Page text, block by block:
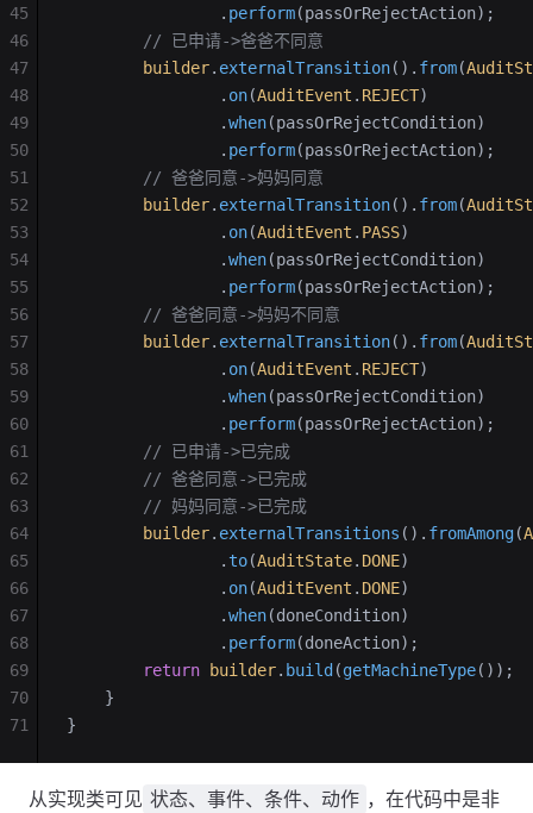
                .
perform(passOrRejectAction);
        // 已申请->爸爸不同意
        builder
. externalTransition(). from(
                .
on(AuditEvent . REJECT)
                .
when(passOrRejectCondition)
                .
perform(passOrRejectAction);
        // 爸爸同意->妈妈同意
        builder
. externalTransition(). from(
                .
on(AuditEvent . PASS)
                .
when(passOrRejectCondition)
                .
perform(passOrRejectAction);
        // 爸爸同意->妈妈不同意
        builder
. externalTransition(). from(
                .
on(AuditEvent . REJECT)
                .
when(passOrRejectCondition)
                .
perform(passOrRejectAction);
        // 已申请->已完成
        // 爸爸同意->已完成
        // 妈妈同意->已完成
        builder
. externalTransitions (). fromAmong(
                .
to(AuditState. DONE)
                .
on(AuditEvent . DONE)
                .
when(doneCondition)
                .
perform(doneAction);
        return
builder. build (getMachineType());
    }
}
45
46
47
48
49
50
51
52
53
54
55
56
57
58
59
60
61
62
63
64
65
66
67
68
69
70
71
从实现类可见 状态、事件、条件、动作 ，在代码中是非